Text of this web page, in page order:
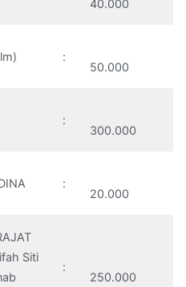
40.000
:
50.000
:
300.000
:
20.000
Siti
:
250.000